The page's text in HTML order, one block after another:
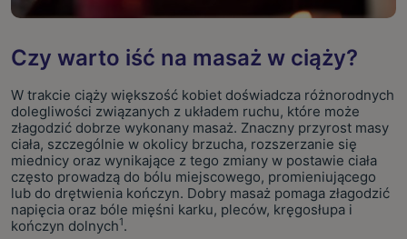
Czy warto iść na masaż w ciąży?
W trakcie ciąży większość kobiet doświadcza różnorodnych
dolegliwości związanych z układem ruchu, które może
złagodzić dobrze wykonany masaż. Znaczny przyrost masy
ciała, szczególnie w okolicy brzucha, rozszerzanie się
miednicy oraz wynikające z tego zmiany w postawie ciała
często prowadzą do bólu miejscowego, promieniującego
lub do drętwienia kończyn. Dobry masaż pomaga złagodzić
napięcia oraz bóle mięśni karku, pleców, kręgosłupa i
kończyn dolnych1.